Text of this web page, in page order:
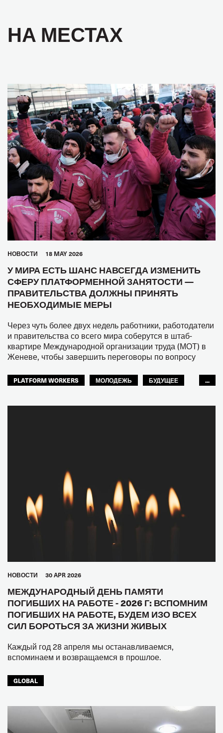
НА МЕСТАХ
HОВОСТИ 18 MAY 2026
У МИРА ЕСТЬ ШАНС НАВСЕГДА ИЗМЕНИТЬ
СФЕРУ ПЛАТФОРМЕННОЙ ЗАНЯТОСТИ —
ПРАВИТЕЛЬСТВА ДОЛЖНЫ ПРИНЯТЬ
НЕОБХОДИМЫЕ МЕРЫ
Через чуть более двух недель работники, работодатели
и правительства со всего мира соберутся в штаб-
квартире Международной организации труда (МОТ) в
Женеве, чтобы завершить переговоры по вопросу
PLATFORM WORKERS МОЛОДЕЖЬ
БУДУЩЕЕ
...
HОВОСТИ 30 APR 2026
МЕЖДУНАРОДНЫЙ ДЕНЬ ПАМЯТИ
ПОГИБШИХ НА РАБОТЕ - 2026 Г: ВСПОМНИМ
ПОГИБШИХ НА РАБОТЕ, БУДЕМ ИЗО ВСЕХ
СИЛ БОРОТЬСЯ ЗА ЖИЗНИ ЖИВЫХ
Каждый год 28 апреля мы останавливаемся,
вспоминаем и возвращаемся в прошлое.
GLOBAL